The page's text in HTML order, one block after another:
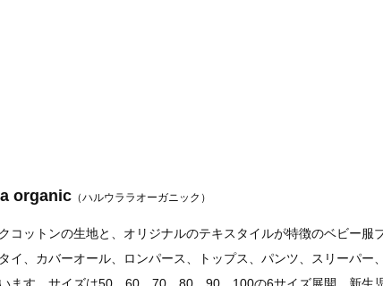
organic （ハルウララオーガニック）
コットンの生地と、オリジナルのテキスタイルが特徴のベビー服
イ、カバーオール、ロンパース、トップス、パンツ、スリーパ